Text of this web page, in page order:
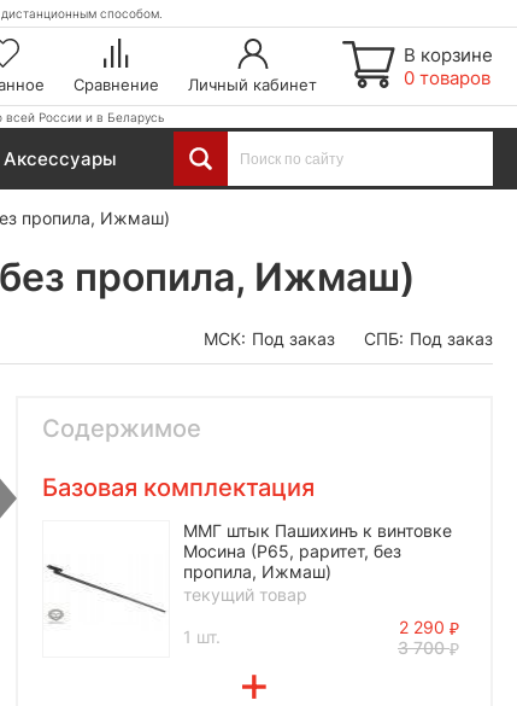
способом.
Сравнение Личный кабинет
В корзине
0 товаров
всей России и в Беларусь
Аксессуары
пропила, Ижмаш)
пропила, Ижмаш)
МСК: Под заказ СПБ: Под заказ
Содержимое
Базовая комплектация
ММГ штык Пашихинъ к винтовке
Мосина (Р65, раритет, без
пропила, Ижмаш)
текущий товар
1 шт.
2 290
3 700